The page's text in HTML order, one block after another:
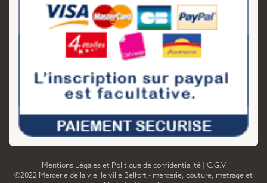
Mentions Légales et Politique de confidentialité| C.G.V
©2022 Mercerie de la vieille ville Belfort - mercerie, couture, metrage et